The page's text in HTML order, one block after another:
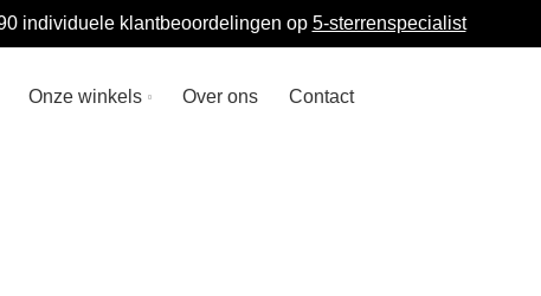
individuele klantbeoordelingen op 5-sterrenspecialist
Onze winkels Over ons Contact